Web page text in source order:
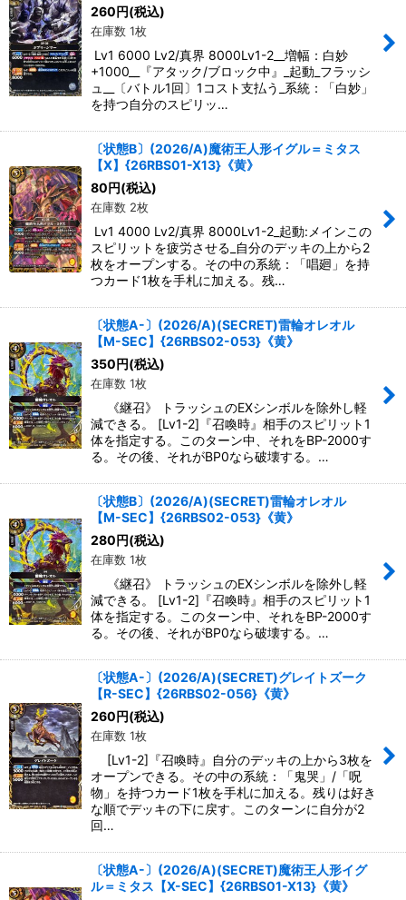
260円(税込)
在庫数 1枚
Lv1 6000 Lv2/真界 8000Lv1-2__増幅：白妙
+1000__『アタック/ブロック中』_起動_フラッシ
ュ__〔バトル1回〕1コスト支払う_系統：「白妙」
を持つ自分のスピリッ…
〔状態B〕(2026/A)魔術王人形イグル＝ミタス
【X】{26RBS01-X13}《黄》
80円(税込)
在庫数 2枚
Lv1 4000 Lv2/真界 8000Lv1-2_起動:メインこの
スピリットを疲労させる_自分のデッキの上から2
枚をオープンする。その中の系統：「唱廻」を持
つカード1枚を手札に加える。残…
〔状態A-〕(2026/A)(SECRET)雷輪オレオル
【M-SEC】{26RBS02-053}《黄》
350円(税込)
在庫数 1枚
《継召》 トラッシュのEXシンボルを除外し軽
減できる。 [Lv1-2]『召喚時』相手のスピリット1
体を指定する。このターン中、それをBP-2000す
る。その後、それがBP0なら破壊する。…
〔状態B〕(2026/A)(SECRET)雷輪オレオル
【M-SEC】{26RBS02-053}《黄》
280円(税込)
在庫数 1枚
《継召》 トラッシュのEXシンボルを除外し軽
減できる。 [Lv1-2]『召喚時』相手のスピリット1
体を指定する。このターン中、それをBP-2000す
る。その後、それがBP0なら破壊する。…
〔状態A-〕(2026/A)(SECRET)グレイトズーク
【R-SEC】{26RBS02-056}《黄》
260円(税込)
在庫数 1枚
[Lv1-2]『召喚時』自分のデッキの上から3枚を
オープンできる。その中の系統：「鬼哭」/「呪
物」を持つカード1枚を手札に加える。残りは好き
な順でデッキの下に戻す。このターンに自分が2
回…
〔状態A-〕(2026/A)(SECRET)魔術王人形イグ
ル＝ミタス【X-SEC】{26RBS01-X13}《黄》